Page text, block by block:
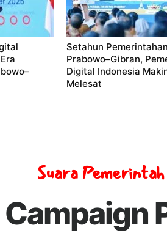
Setahun Pemerintahan
Prabowo–Gibran,
Digital Indonesia
Melesat
Suara Pemerintah